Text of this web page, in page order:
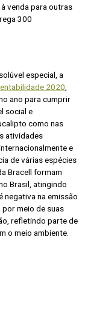
venda para outras
300
especial, a
2020
ano para cumprir
social e
como nas
atividades
e
de várias espécies
Bracell formam
Brasil, atingindo
negativa na emissão
por meio de suas
refletindo parte de
o meio ambiente.